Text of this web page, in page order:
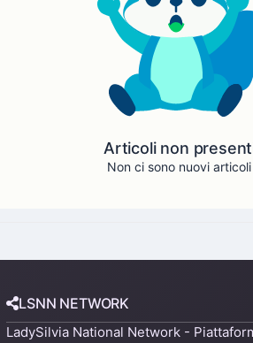
Articoli non
Non ci sono nuovi articoli
LSNN NETWORK
LadySilvia National Network -